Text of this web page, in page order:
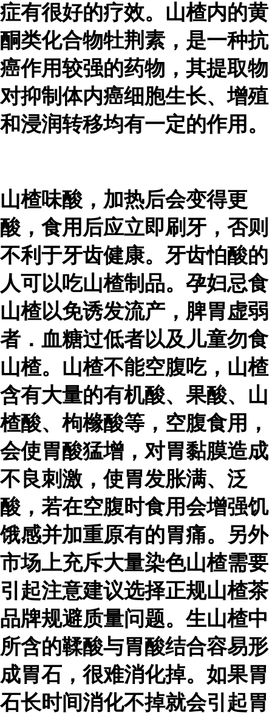
症有很好的疗效。山楂内的黄
酮类化合物牡荆素，是一种抗
癌作用较强的药物，其提取物
对抑制体内癌细胞生长、增殖
和浸润转移均有一定的作用。
山楂味酸，加热后会变得更
酸，食用后应立即刷牙，否则
不利于牙齿健康。牙齿怕酸的
人可以吃山楂制品。孕妇忌食
山楂以免诱发流产，脾胃虚弱
者．血糖过低者以及儿童勿食
山楂。山楂不能空腹吃，山楂
含有大量的有机酸、果酸、山
楂酸、枸橼酸等，空腹食用，
会使胃酸猛增，对胃黏膜造成
不良刺激，使胃发胀满、泛
酸，若在空腹时食用会增强饥
饿感并加重原有的胃痛。另外
市场上充斥大量染色山楂需要
引起注意建议选择正规山楂茶
品牌规避质量问题。生山楂中
所含的鞣酸与胃酸结合容易形
成胃石，很难消化掉。如果胃
石长时间消化不掉就会引起胃